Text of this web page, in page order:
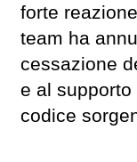
forte
team ha
cessazione
e al
codice